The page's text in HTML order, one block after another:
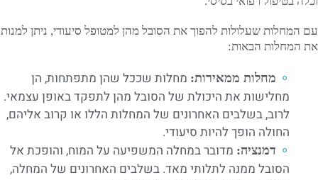
עם המחלות שעלולות להפוך את הסובל מהן למטופל סיעודי, ניתן למנות
את המחלות הבאות:
מחלות ממאירות: מחלות שככל שהן מתפתחות, הן
מחלישות את היכולת של הסובל מהן לתפקד באופן עצמאי.
לרוב, בשלבים האחרונים של המחלות הללו או קרוב אליהם,
החולה הופך להיות סיעודי.
דמנציה: מדובר במחלה המשפיעה על המוח, והופכת אל
הסובל ממנה לתלותי מאד. בשלבים האחרונים של המחלה,